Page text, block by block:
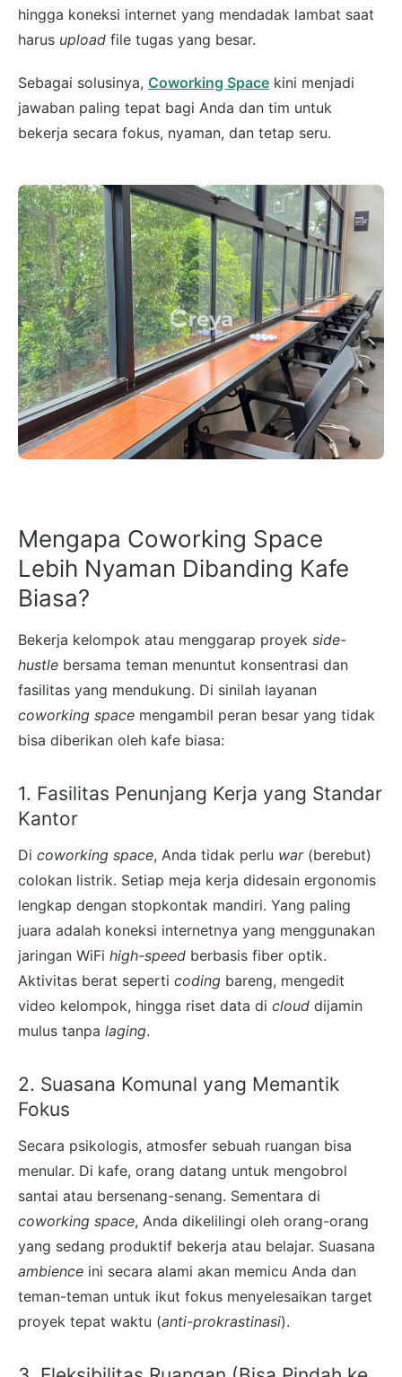
hingga koneksi internet yang mendadak lambat saat
harus upload file tugas yang besar.
Sebagai solusinya, Coworking Space kini menjadi
jawaban paling tepat bagi Anda dan tim untuk
bekerja secara fokus, nyaman, dan tetap seru.
Mengapa Coworking Space
Lebih Nyaman Dibanding Kafe
Biasa?
Bekerja kelompok atau menggarap proyek side-
hustle bersama teman menuntut konsentrasi dan
fasilitas yang mendukung. Di sinilah layanan
coworking space mengambil peran besar yang tidak
bisa diberikan oleh kafe biasa:
1. Fasilitas Penunjang Kerja yang Standar
Kantor
Di coworking space, Anda tidak perlu war(berebut)
colokan listrik. Setiap meja kerja didesain ergonomis
lengkap dengan stopkontak mandiri. Yang paling
juara adalah koneksi internetnya yang menggunakan
jaringan WiFi high-speed berbasis fiber optik.
Aktivitas berat seperti coding bareng, mengedit
video kelompok, hingga riset data di cloud dijamin
mulus tanpa laging.
2. Suasana Komunal yang Memantik
Fokus
Secara psikologis, atmosfer sebuah ruangan bisa
menular. Di kafe, orang datang untuk mengobrol
santai atau bersenang-senang. Sementara di
coworking space, Anda dikelilingi oleh orang-orang
yang sedang produktif bekerja atau belajar. Suasana
ambience ini secara alami akan memicu Anda dan
teman-teman untuk ikut fokus menyelesaikan target
proyek tepat waktu (anti-prokrastinasi).